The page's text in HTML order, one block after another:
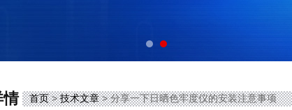
情 首页>技术文章> 分享一下日晒色牢度仪的安装注意事项